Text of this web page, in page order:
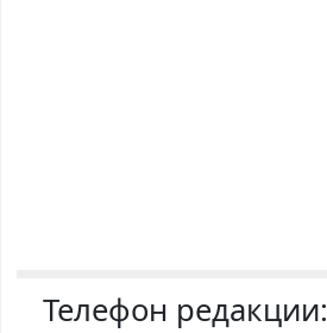
Телефон редакции: